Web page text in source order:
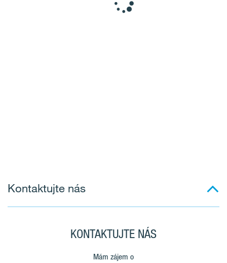
Kontaktujte nás
KONTAKTUJTE NÁS
Mám zájem o